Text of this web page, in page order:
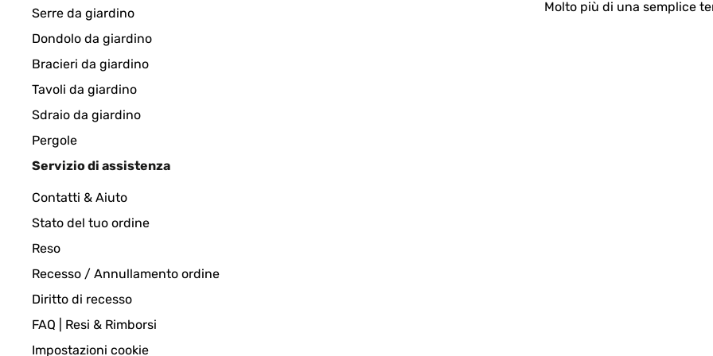
Serre da giardino
Dondolo da giardino
Bracieri da giardino
Tavoli da giardino
Sdraio da giardino
Pergole
Molto più di una semplice
Servizio di assistenza
Contatti & Aiuto
Stato del tuo ordine
Reso
Recesso / Annullamento ordine
Diritto di recesso
FAQ | Resi & Rimborsi
Impostazioni cookie